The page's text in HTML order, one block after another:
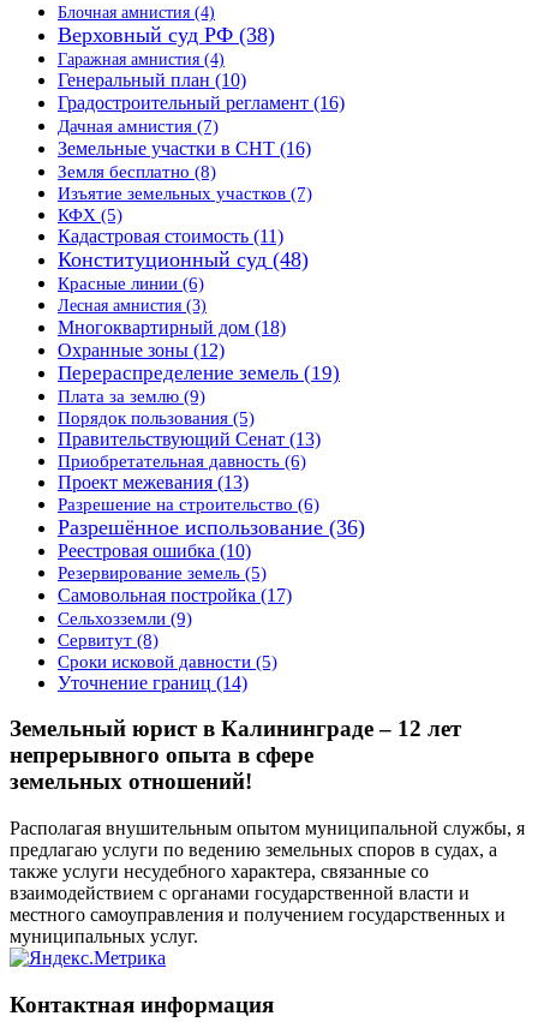
Блочная амнистия (4)
Верховный суд РФ (38)
Гаражная амнистия (4)
Генеральный план (10)
Градостроительный регламент (16)
Дачная амнистия (7)
Земельные участки в СНТ (16)
Земля бесплатно (8)
Изъятие земельных участков (7)
КФХ (5)
Кадастровая стоимость (11)
Конституционный суд (48)
Красные линии (6)
Лесная амнистия (3)
Многоквартирный дом (18)
Охранные зоны (12)
Перераспределение земель (19)
Плата за землю (9)
Порядок пользования (5)
Правительствующий Сенат (13)
Приобретательная давность (6)
Проект межевания (13)
Разрешение на строительство (6)
Разрешённое использование (36)
Реестровая ошибка (10)
Резервирование земель (5)
Самовольная постройка (17)
Сельхозземли (9)
Сервитут (8)
Сроки исковой давности (5)
Уточнение границ (14)
Земельный юрист в Калининграде – 12 лет
непрерывного опыта в сфере
земельных отношений!
Располагая внушительным опытом муниципальной службы, я
предлагаю услуги по ведению земельных споров в судах, а
также услуги несудебного характера, связанные со
взаимодействием с органами государственной власти и
местного самоуправления и получением государственных и
муниципальных услуг.
Контактная информация